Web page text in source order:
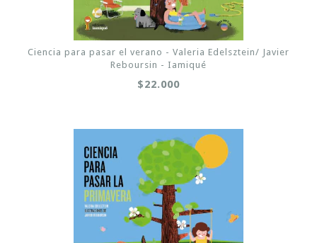
Ciencia para pasar el verano - Valeria Edelsztein/ Javier
Reboursin - Iamiqué
$22.000